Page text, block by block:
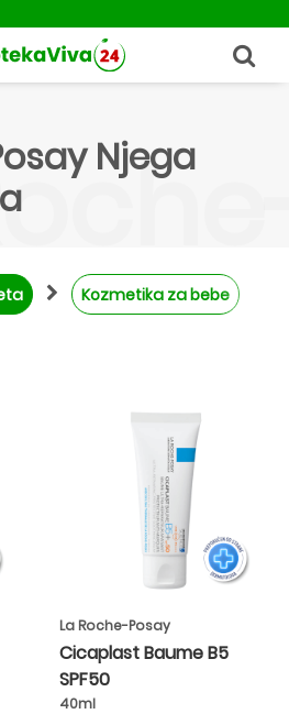
Njega
Kozmetika za bebe
La Roche-Posay
Cicaplast Baume B5
SPF50
40ml